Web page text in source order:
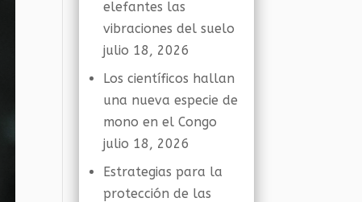
elefantes las
vibraciones del suelo
julio 18, 2026
Los científicos hallan
una nueva especie de
mono en el Congo
julio 18, 2026
Estrategias para la
protección de las